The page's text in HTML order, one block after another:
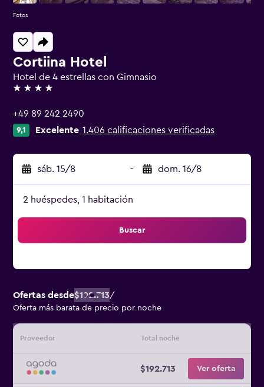
Cortiina Hotel
Hotel de 4 estrellas con Gimnasio
4 estrellas
+49 89 242 2490
9,1 Excelente 1.406 calificaciones verificadas
sáb. 15/8 - dom. 16/8
2 huéspedes, 1 habitación
Buscar
Ofertas desde$192.713/
Oferta más barata de precio por noche
Proveedor Total noche
$192.713 Ver oferta
Fotos